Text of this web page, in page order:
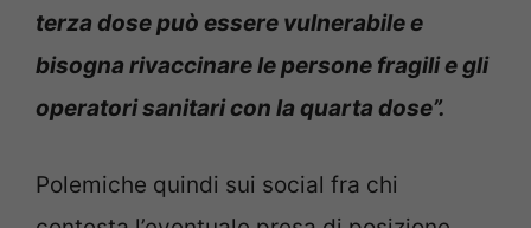
terza dose può essere vulnerabile e
bisogna rivaccinare le persone fragili e gli
operatori sanitari con la quarta dose”.
Polemiche quindi sui social fra chi